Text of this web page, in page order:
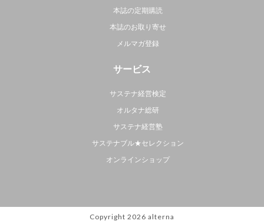
本誌の定期購読
本誌のお取り寄せ
メルマガ登録
サービス
サステナ経営検定
オルタナ総研
サステナ経営塾
サステナブル★セレクション
オンラインショップ
Copyright 2026 alterna